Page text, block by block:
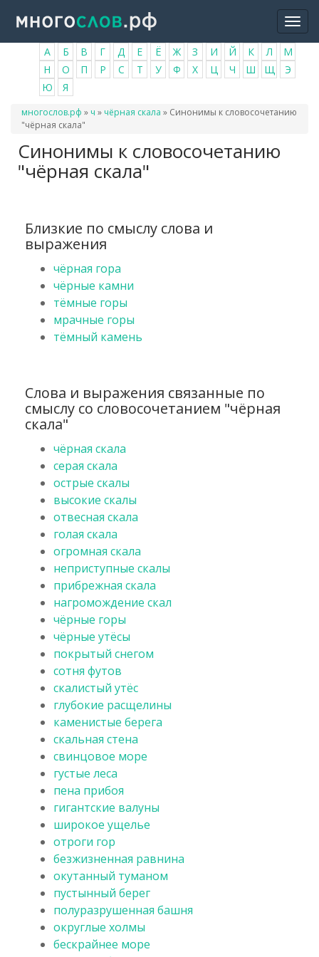
основному
содержанию
А Б В Г Д Е Ё Ж З И Й К Л
М
Н
О П Р С Т У Ф Х Ц Ч Ш Щ
Э
Ю
Я
Вы
здесь
многослов.рф » ч » чёрная скала » Синонимы к словосочетанию
"чёрная скала"
Синонимы к словосочетанию
"чёрная скала"
Близкие по смыслу слова и
выражения
чёрная гора
чёрные камни
тёмные горы
мрачные горы
тёмный камень
Слова и выражения связанные по
смыслу со словосочетанием "чёрная
скала"
чёрная скала
серая скала
острые скалы
высокие скалы
отвесная скала
голая скала
огромная скала
неприступные скалы
прибрежная скала
нагромождение скал
чёрные горы
чёрные утёсы
покрытый снегом
сотня футов
скалистый утёс
глубокие расщелины
каменистые берега
скальная стена
свинцовое море
густые леса
пена прибоя
гигантские валуны
широкое ущелье
отроги гор
безжизненная равнина
окутанный туманом
пустынный берег
полуразрушенная башня
округлые холмы
бескрайнее море